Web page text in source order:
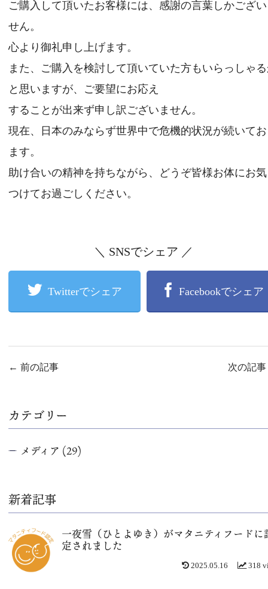
プライバシーポリシー
お支払い方法
カートをみる
ご購入して頂いたお客様には、感謝の言葉しかござ
せん。
心より御礼申し上げます。
また、ご購入を検討して頂いていた方もいらっしゃ
と思いますが、ご要望にお応え
することが出来ず申し訳ございません。
現在、日本のみならず世界中で危機的状況が続いて
ます。
助け合いの精神を持ちながら、どうぞ皆様お体にお
つけてお過ごしください。
＼ SNSでシェア ／
Twitterでシェア Facebookでシェア
← 前の記事 次の記事
カテゴリー
メディア (29)
新着記事
一夜雪（ひとよゆき）がマタニティフードに
定されました
318
2025.05.16